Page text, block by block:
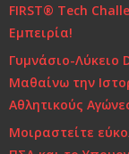
Ελένη Γλύκατζη
αντίδοτο στην
Τι και πώς να
FIRST® Tech
Εμπειρία!
Γυμνάσιο-
Μαθαίνω την
Αθλητικούς
Μοιραστείτε